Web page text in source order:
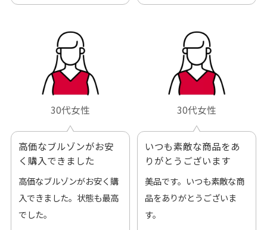
30代女性
高価なブルゾンがお安
く購入できました
高価なブルゾンがお安く購
入できました。状態も最高
でした。
30代女性
いつも素敵な商品をあ
りがとうございます
美品です。いつも素敵な商
品をありがとうございま
す。